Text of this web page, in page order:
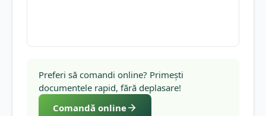
Preferi să comandi online? Primești
documentele rapid, fără deplasare!
Comandă online